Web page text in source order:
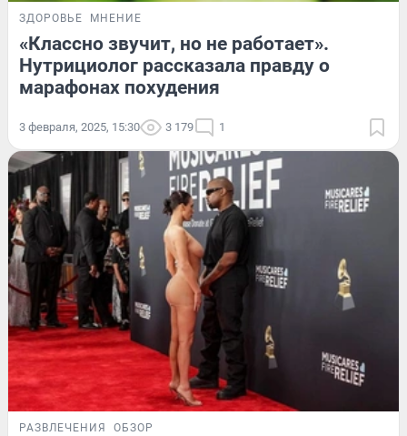
ЗДОРОВЬЕ МНЕНИЕ
«Классно звучит, но не работает».
Нутрициолог рассказала правду о
марафонах похудения
3 февраля, 2025, 15:30 3 179 1
РАЗВЛЕЧЕНИЯ ОБЗОР